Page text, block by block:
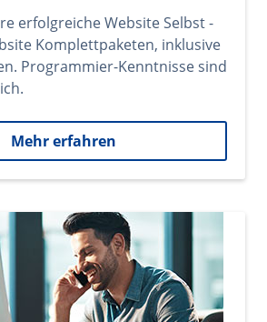
erfolgreiche Website Selbst -
Komplettpaketen, inklusive
Programmier-Kenntnisse sind
Mehr erfahren